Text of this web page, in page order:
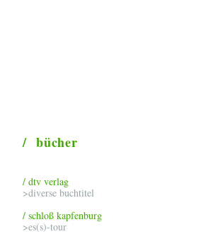
/ bücher
/ dtv verlag
>diverse buchtitel
/ schloß kapfenburg
>es(s)-tour